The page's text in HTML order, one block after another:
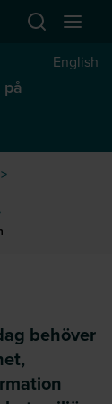
Öppna
English
>
behöver